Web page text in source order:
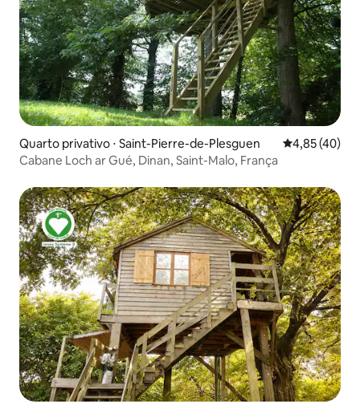
Quarto privativo ⋅ Saint-Pierre-de-Plesguen 4,85 de uma
4,85 (40)
Cabane Loch ar Gué, Dinan, Saint-Malo, França